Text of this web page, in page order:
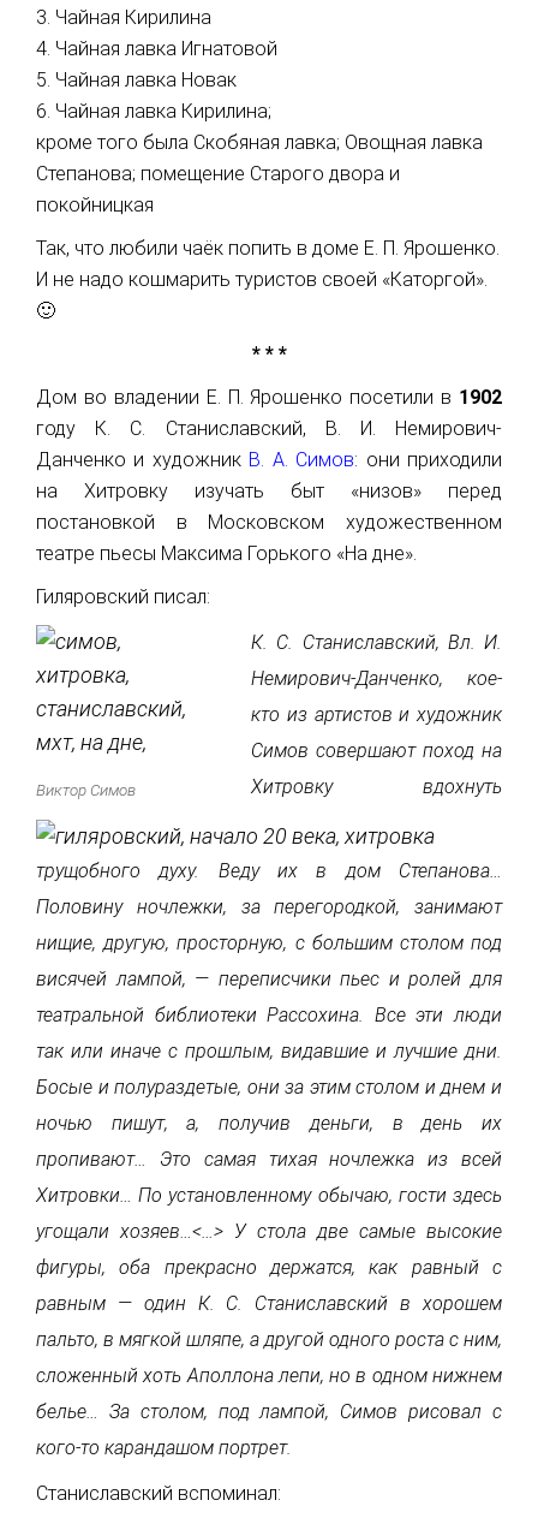
3. Чайная Кирилина
4. Чайная лавка Игнатовой
5. Чайная лавка Новак
6. Чайная лавка Кирилина;
кроме того была Скобяная лавка; Овощная лавка
Степанова; помещение Старого двора и
покойницкая
Так, что любили чаёк попить в доме Е. П. Ярошенко.
И не надо кошмарить туристов своей «Каторгой».
🙂
* * *
Дом во владении Е. П. Ярошенко посетили в 1902
году К. С. Станиславский, В. И. Немирович-
Данченко и художник В. А. Симов: они приходили
на Хитровку изучать быт «низов» перед
постановкой в Московском художественном
театре пьесы Максима Горького «На дне».
Гиляровский писал:
Виктор Симов
К. С. Станиславский, Вл. И.
Немирович-Данченко, кое-
кто из артистов и художник
Симов совершают поход на
Хитровку вдохнуть
трущобного духу. Веду их в дом Степанова…
Половину ночлежки, за перегородкой, занимают
нищие, другую, просторную, с большим столом под
висячей лампой, — переписчики пьес и ролей для
театральной библиотеки Рассохина. Все эти люди
так или иначе с прошлым, видавшие и лучшие дни.
Босые и полураздетые, они за этим столом и днем и
ночью пишут, а, получив деньги, в день их
пропивают… Это самая тихая ночлежка из всей
Хитровки… По установленному обычаю, гости здесь
угощали хозяев…<…> У стола две самые высокие
фигуры, оба прекрасно держатся, как равный с
равным — один К. С. Станиславский в хорошем
пальто, в мягкой шляпе, а другой одного роста с ним,
сложенный хоть Аполлона лепи, но в одном нижнем
белье… За столом, под лампой, Симов рисовал с
кого-то карандашом портрет.
Станиславский вспоминал: